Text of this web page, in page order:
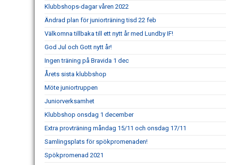
Klubbshops-dagar våren 2022
Ändrad plan för juniorträning tisd 22 feb
Välkomna tillbaka till ett nytt år med Lundby IF!
God Jul och Gott nytt år!
Ingen träning på Bravida 1 dec
Årets sista klubbshop
Möte juniortruppen
Juniorverksamhet
Klubbshop onsdag 1 december
Extra provträning måndag 15/11 och onsdag 17/11
Samlingsplats för spökpromenaden!
Spökpromenad 2021